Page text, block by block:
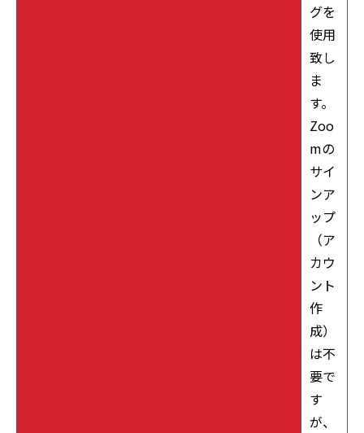
グを
使用
致し
ま
す。
Zoo
mの
サイ
ンア
ップ
（ア
カウ
ント
作
成）
は不
要で
す
が、